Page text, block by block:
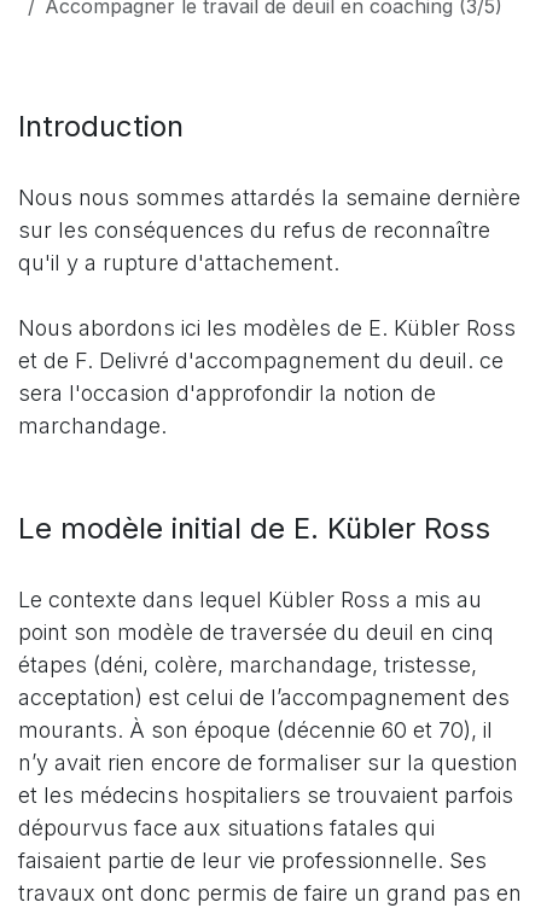
Accompagner le travail de deuil en coaching (3/5)
Introduction
Nous nous sommes attardés la semaine dernière
sur les conséquences du refus de reconnaître
qu'il y a rupture d'attachement.
Nous abordons ici les modèles de E. Kübler Ross
et de F. Delivré d'accompagnement du deuil. ce
sera l'occasion d'approfondir la notion de
marchandage.
Le modèle initial de E. Kübler Ross
Le contexte dans lequel Kübler Ross a mis au
point son modèle de traversée du deuil en cinq
étapes (déni, colère, marchandage, tristesse,
acceptation) est celui de l’accompagnement des
mourants. À son époque (décennie 60 et 70), il
n’y avait rien encore de formaliser sur la question
et les médecins hospitaliers se trouvaient parfois
dépourvus face aux situations fatales qui
faisaient partie de leur vie professionnelle. Ses
travaux ont donc permis de faire un grand pas en